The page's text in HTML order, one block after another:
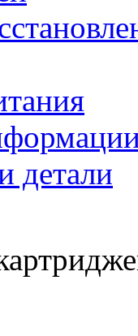
детали